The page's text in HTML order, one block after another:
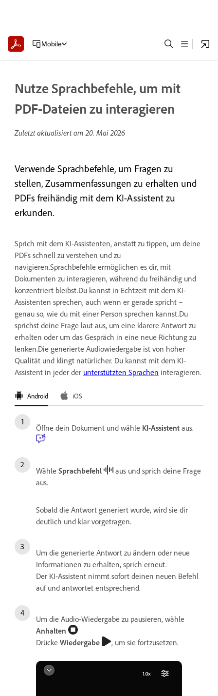
Mobile
Nutze Sprachbefehle, um mit
PDF-Dateien zu interagieren
Zuletzt aktualisiert am20. Mai 2026
Verwende Sprachbefehle, um Fragen zu
stellen, Zusammenfassungen zu erhalten und
PDFs freihändig mit dem KI-Assistent zu
erkunden.
Sprich mit dem KI-Assistenten, anstatt zu tippen, um deine
PDFs schnell zu verstehen und zu
navigieren.Sprachbefehle ermöglichen es dir, mit
Dokumenten zu interagieren, während du freihändig und
konzentriert bleibst.Du kannst in Echtzeit mit dem KI-
Assistenten sprechen, auch wenn er gerade spricht –
genau so, wie du mit einer Person sprechen kannst.Du
sprichst deine Frage laut aus, um eine klarere Antwort zu
erhalten oder um das Gespräch in eine neue Richtung zu
lenken.Die generierte Audiowiedergabe ist von hoher
Qualität und klingt natürlicher. Du kannst mit dem KI-
Assistent in jeder der unterstützten Sprachen interagieren.
Android iOS
Öffne dein Dokument und wähle KI-Assistent aus.
Wähle Sprachbefehl
aus und sprich deine Frage
aus.
Sobald die Antwort generiert wurde, wird sie dir
deutlich und klar vorgetragen.
Um die generierte Antwort zu ändern oder neue
Informationen zu erhalten, sprich erneut.
Der KI-Assistent nimmt sofort deinen neuen Befehl
auf und antwortet entsprechend.
Um die Audio-Wiedergabe zu pausieren, wähle
Anhalten
Drücke Wiedergabe , um sie fortzusetzen.